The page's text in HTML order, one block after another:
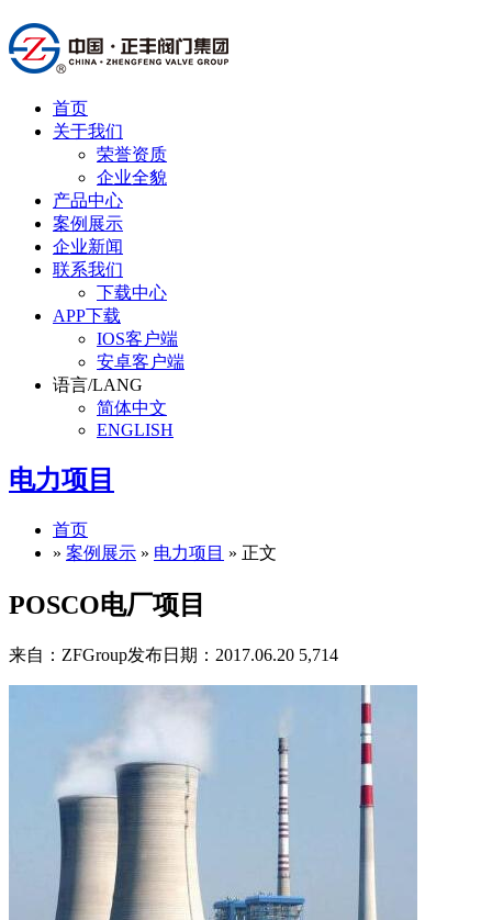
首页
关于我们
荣誉资质
企业全貌
产品中心
案例展示
企业新闻
联系我们
下载中心
APP下载
IOS客户端
安卓客户端
语言/LANG
简体中文
ENGLISH
电力项目
首页
» 案例展示 » 电力项目 » 正文
POSCO电厂项目
来自：ZFGroup发布日期：2017.06.20 5,714